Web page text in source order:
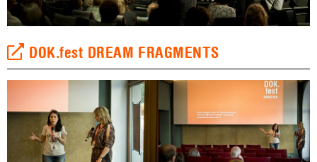
DOK.fest DREAM FRAGMENTS